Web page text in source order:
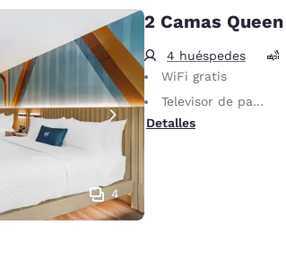
4
2 Camas Queen
4 huéspedes
WiFi gratis
Televisor de pantalla plana
Detalles